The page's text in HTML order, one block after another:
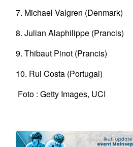
7. Michael Valgren (Denmark)
8. Julian Alaphilippe (Prancis)
9. Thibaut Pinot (Prancis)
10. Rui Costa (Portugal)
Foto : Getty Images, UCI